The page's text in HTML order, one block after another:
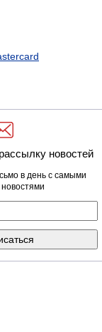
новостей
в день с самыми